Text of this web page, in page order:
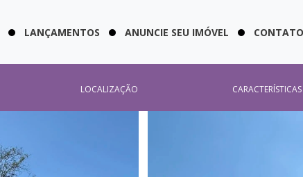
LANÇAMENTOS ANUNCIE SEU IMÓVEL
LOCALIZAÇÃO